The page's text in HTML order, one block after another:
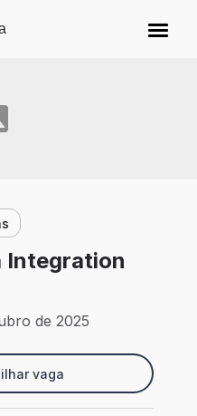
Integration
de 2025
vaga